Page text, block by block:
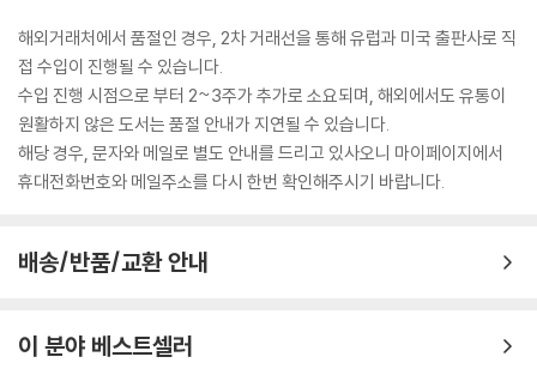
해외거래처에서 품절인 경우, 2차 거래선을 통해 유럽과 미국 출판사로 직
접 수입이 진행될 수 있습니다.
수입 진행 시점으로 부터 2~3주가 추가로 소요되며, 해외에서도 유통이
원활하지 않은 도서는 품절 안내가 지연될 수 있습니다.
해당 경우, 문자와 메일로 별도 안내를 드리고 있사오니 마이페이지에서
휴대전화번호와 메일주소를 다시 한번 확인해주시기 바랍니다.
배송/반품/교환 안내
이 분야 베스트셀러